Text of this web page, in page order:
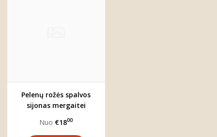
Pelenų rožės spalvos
sijonas mergaitei
Nuo €1800